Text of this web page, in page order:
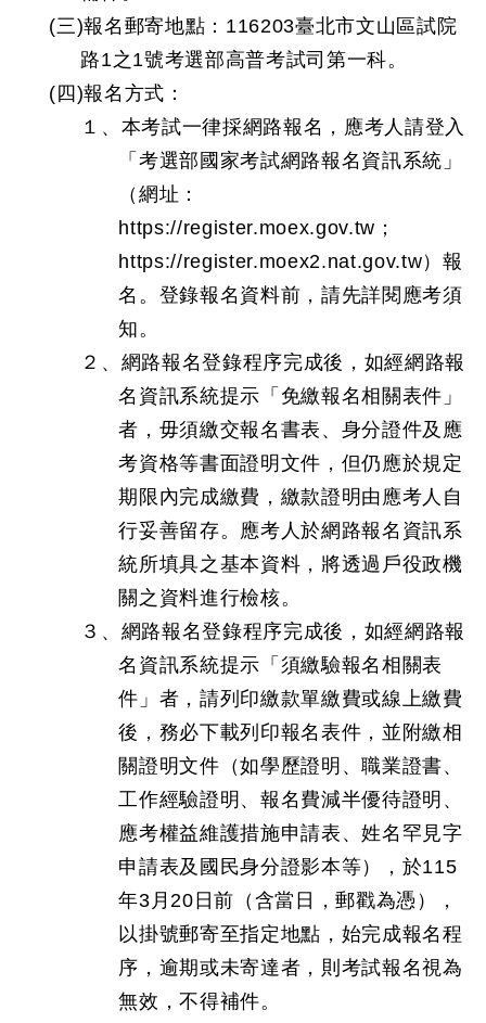
(三)報名郵寄地點：116203臺北市文山區試院
路1之1號考選部高普考試司第一科。
(四)報名方式：
１、本考試一律採網路報名，應考人請登入
「考選部國家考試網路報名資訊系統」
（網址：
https://register.moex.gov.tw；
https://register.moex2.nat.gov.tw）報
名。登錄報名資料前，請先詳閱應考須
知。
２、網路報名登錄程序完成後，如經網路報
名資訊系統提示「免繳報名相關表件」
者，毋須繳交報名書表、身分證件及應
考資格等書面證明文件，但仍應於規定
期限內完成繳費，繳款證明由應考人自
行妥善留存。應考人於網路報名資訊系
統所填具之基本資料，將透過戶役政機
關之資料進行檢核。
３、網路報名登錄程序完成後，如經網路報
名資訊系統提示「須繳驗報名相關表
件」者，請列印繳款單繳費或線上繳費
後，務必下載列印報名表件，並附繳相
關證明文件（如學歷證明、職業證書、
工作經驗證明、報名費減半優待證明、
應考權益維護措施申請表、姓名罕見字
申請表及國民身分證影本等），於115
年3月20日前（含當日，郵戳為憑），
以掛號郵寄至指定地點，始完成報名程
序，逾期或未寄達者，則考試報名視為
無效，不得補件。